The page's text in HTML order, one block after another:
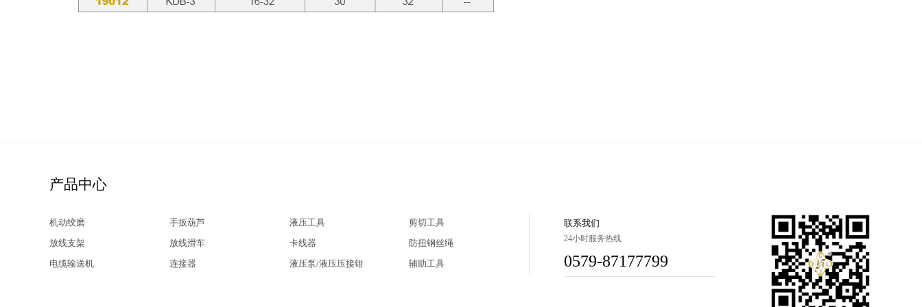
产品中心
机动绞磨 手扳葫芦 液压工具
剪切工具
放线支架
放线滑车 卡线器
防扭钢丝绳
电缆输送机
连接器 液压泵/液压压接钳 辅助工具
联系我们
24小时服务热线
0579-87177799